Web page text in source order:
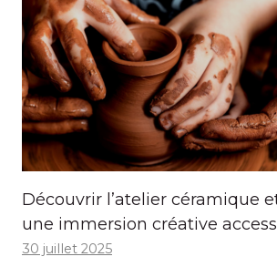
Découvrir l’atelier céramique
une immersion créative
30 juillet 2025